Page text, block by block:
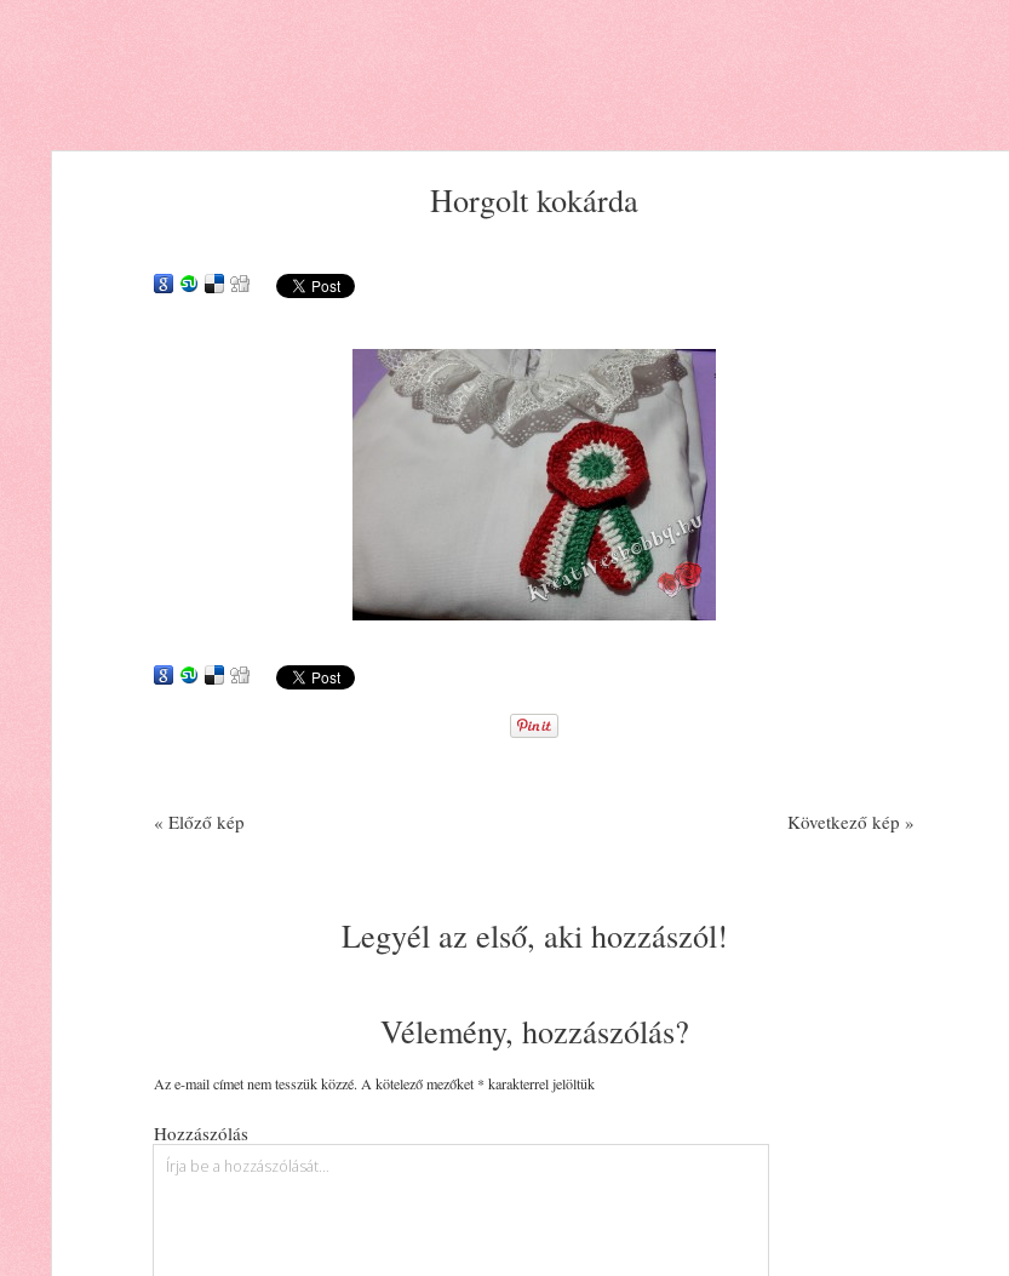
Horgolt kokárda
« Előző kép Következő kép »
Legyél az első, aki hozzászól!
Vélemény, hozzászólás?
Az e-mail címet nem tesszük közzé. A kötelező mezőket * karakterrel jelöltük
Hozzászólás